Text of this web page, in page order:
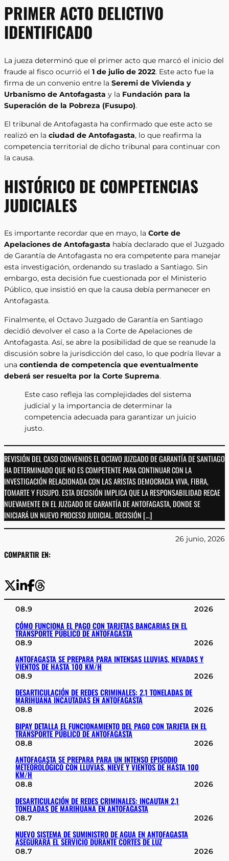
PRIMER ACTO DELICTIVO
IDENTIFICADO
La jueza determinó que el primer acto que marcó el inicio del
fraude al fisco ocurrió el 1 de julio de 2022. Este acto fue la
firma de un convenio entre la Seremi de Vivienda y
Urbanismo de Antofagasta y la Fundación para la
Superación de la Pobreza (Fusupo).
El tribunal de Antofagasta ha confirmado que este acto se
realizó en la ciudad de Antofagasta, lo que reafirma la
competencia territorial de dicho tribunal para continuar con
la causa.
HISTÓRICO DE COMPETENCIAS
JUDICIALES
Es importante recordar que en mayo, la Corte de
Apelaciones de Antofagasta había declarado que el Juzgado
de Garantía de Antofagasta no era competente para manejar
esta investigación, ordenando su traslado a Santiago. Sin
embargo, esta decisión fue cuestionada por el Ministerio
Público, que insistió en que la causa debía permanecer en
Antofagasta.
Finalmente, el Octavo Juzgado de Garantía en Santiago
decidió devolver el caso a la Corte de Apelaciones de
Antofagasta. Así, se abre la posibilidad de que se reanude la
discusión sobre la jurisdicción del caso, lo que podría llevar a
una contienda de competencia que eventualmente
deberá ser resuelta por la Corte Suprema.
Este caso refleja las complejidades del sistema
judicial y la importancia de determinar la
competencia adecuada para garantizar un juicio
justo.
REVISIÓN DEL CASO CONVENIOS EL OCTAVO JUZGADO DE GARANTÍA DE SANTIAGO
HA DETERMINADO QUE NO ES COMPETENTE PARA CONTINUAR CON LA
INVESTIGACIÓN RELACIONADA CON LAS ARISTAS DEMOCRACIA VIVA, FIBRA,
TOMARTE Y FUSUPO. ESTA DECISIÓN IMPLICA QUE LA RESPONSABILIDAD RECAE
NUEVAMENTE EN EL JUZGADO DE GARANTÍA DE ANTOFAGASTA, DONDE SE
INICIARÁ UN NUEVO PROCESO JUDICIAL. DECISIÓN […]
COMPARTIR EN:
26 junio, 2026
08.9 2026
CÓMO FUNCIONA EL PAGO CON TARJETAS BANCARIAS EN EL
TRANSPORTE PÚBLICO DE ANTOFAGASTA
08.9 2026
ANTOFAGASTA SE PREPARA PARA INTENSAS LLUVIAS, NEVADAS Y
VIENTOS DE HASTA 100 KM/H
08.9 2026
DESARTICULACIÓN DE REDES CRIMINALES: 2,1 TONELADAS DE
MARIHUANA INCAUTADAS EN ANTOFAGASTA
08.8 2026
BIPAY DETALLA EL FUNCIONAMIENTO DEL PAGO CON TARJETA EN EL
TRANSPORTE PÚBLICO DE ANTOFAGASTA
08.8 2026
ANTOFAGASTA SE PREPARA PARA UN INTENSO EPISODIO
METEOROLÓGICO CON LLUVIAS, NIEVE Y VIENTOS DE HASTA 100
KM/H
08.8 2026
DESARTICULACIÓN DE REDES CRIMINALES: INCAUTAN 2,1
TONELADAS DE MARIHUANA EN ANTOFAGASTA
08.7 2026
NUEVO SISTEMA DE SUMINISTRO DE AGUA EN ANTOFAGASTA
ASEGURARÁ EL SERVICIO DURANTE CORTES DE LUZ
08.7 2026